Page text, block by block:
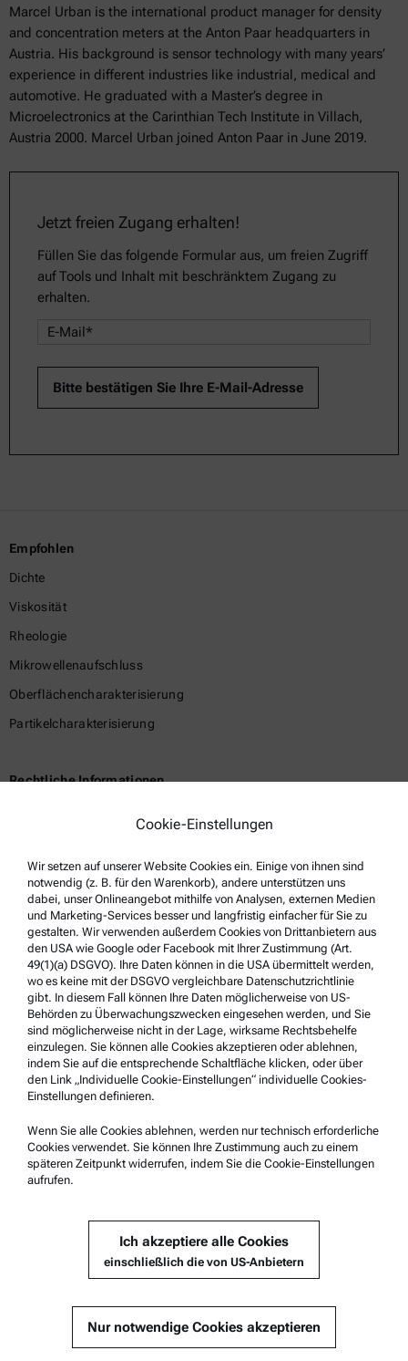
Marcel Urban is the international product manager for density
and concentration meters at the Anton Paar headquarters in
Austria. His background is sensor technology with many years’
experience in different industries like industrial, medical and
automotive. He graduated with a Master’s degree in
Microelectronics at the Carinthian Tech Institute in Villach,
Austria 2000. Marcel Urban joined Anton Paar in June 2019.
Jetzt freien Zugang erhalten!
Füllen Sie das folgende Formular aus, um freien Zugriff
auf Tools und Inhalt mit beschränktem Zugang zu
erhalten.
Empfohlen
Dichte
Viskosität
Rheologie
Mikrowellenaufschluss
Oberflächencharakterisierung
Partikelcharakterisierung
Rechtliche Informationen
Impressum
Nutzungsbedingungen
Markennamen
Hinweisgebersystem
Service & Support
Anton Paar Certified Service
Sicherheitsbestätigung
Anton Paar Technical Centers
Kontaktieren Sie uns
Unternehmensinformation
Cookie-Einstellungen
Wir setzen auf unserer Website Cookies ein. Einige von ihnen sind
notwendig (z. B. für den Warenkorb), andere unterstützen uns
dabei, unser Onlineangebot mithilfe von Analysen, externen Medien
und Marketing-Services besser und langfristig einfacher für Sie zu
gestalten. Wir verwenden außerdem Cookies von Drittanbietern aus
den USA wie Google oder Facebook mit Ihrer Zustimmung (Art.
49(1)(a) DSGVO). Ihre Daten können in die USA übermittelt werden,
wo es keine mit der DSGVO vergleichbare Datenschutzrichtlinie
gibt. In diesem Fall können Ihre Daten möglicherweise von US-
Behörden zu Überwachungszwecken eingesehen werden, und Sie
sind möglicherweise nicht in der Lage, wirksame Rechtsbehelfe
einzulegen. Sie können alle Cookies akzeptieren oder ablehnen,
indem Sie auf die entsprechende Schaltfläche klicken, oder über
den Link „Individuelle Cookie-Einstellungen“ individuelle Cookies-
Einstellungen definieren.
Wenn Sie alle Cookies ablehnen, werden nur technisch erforderliche
Cookies verwendet. Sie können Ihre Zustimmung auch zu einem
späteren Zeitpunkt widerrufen, indem Sie die Cookie-Einstellungen
aufrufen.
Ich akzeptiere alle Cookies
einschließlich die von US-Anbietern
Nur notwendige Cookies akzeptieren